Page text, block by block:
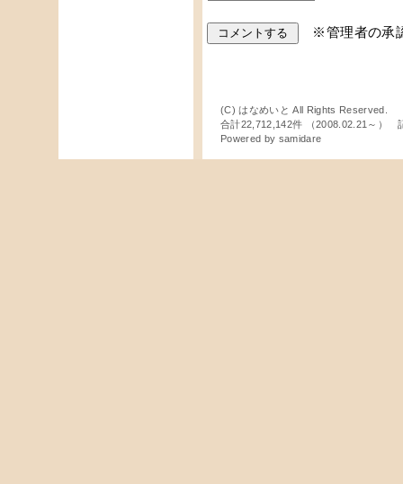
※管理者の承
(C) はなめいと All Rights Reserved.
合計22,712,142件 （2008.02.21～
Powered by samidare